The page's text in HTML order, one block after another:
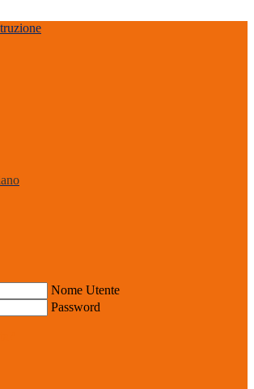
Nome Utente
Password